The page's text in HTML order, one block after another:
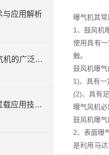
与应用解析
FQB型浮筒式离心曝气机的广泛应用
离心曝气机中泵的无过载应用技术说明
曝气机其
1、鼓风机
使用具有
触。
鼓风机曝
1)、具有
(2)、具有
曝气风机
鼓风机曝
2、表面曝
是利用马